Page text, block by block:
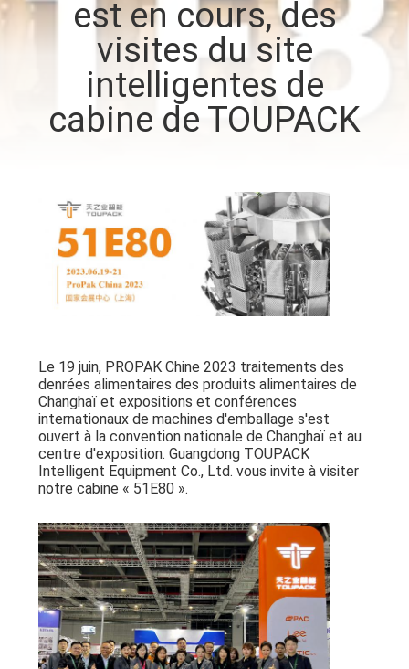
CONTRÔLE
QUALITÉ
NOUS
NOUVELLES
DEMANDEZ
UN DEVIS
PLAN
SITE
POLITIQUE
CONFIDENTIALITÉ
est en cours, des
visites du site
intelligentes de
cabine de TOUPACK
Le 19 juin, PROPAK Chine 2023 traitements des
denrées alimentaires des produits alimentaires de
Changhaï et expositions et conférences
internationaux de machines d'emballage s'est
ouvert à la convention nationale de Changhaï et au
centre d'exposition. Guangdong TOUPACK
Intelligent Equipment Co., Ltd. vous invite à visiter
notre cabine « 51E80 ».